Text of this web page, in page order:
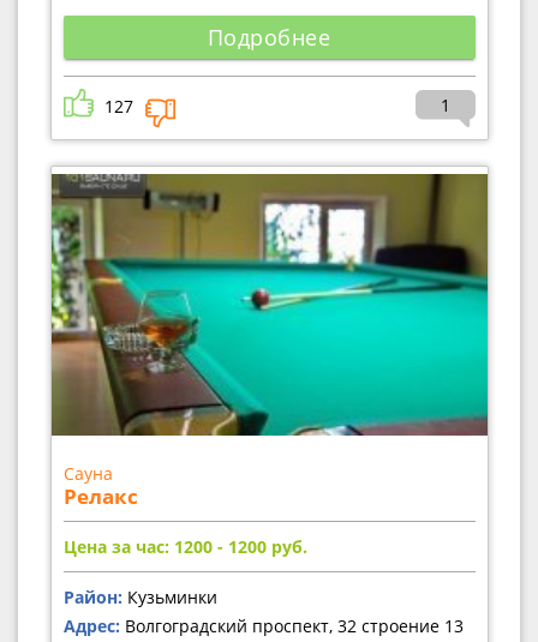
Подробнее
127 1
Сауна
Релакс
Цена за час: 1200 - 1200 руб.
Район: Кузьминки
Адрес: Волгоградский проспект, 32 строение 13